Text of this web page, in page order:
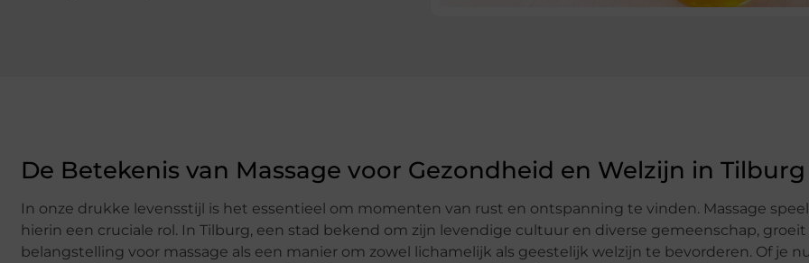
De Betekenis van Massage voor Gezondheid en Welzijn in Tilburg
In onze drukke levensstijl is het essentieel om momenten van rust en ontspanning te vinden. Massage
hierin een cruciale rol. In Tilburg, een stad bekend om zijn levendige cultuur en diverse gemeenschap, groeit
belangstelling voor massage als een manier om zowel lichamelijk als geestelijk welzijn te bevorderen. Of je nu